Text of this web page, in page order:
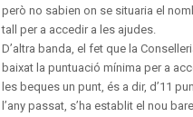
però no sabien on se situaria el
tall per a accedir a les ajudes.
D’altra banda, el fet que la
baixat la puntuació mínima per a
les beques un punt, és a dir, d’11
l’any passat, s’ha establit el nou